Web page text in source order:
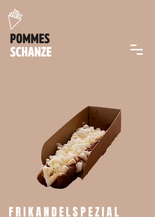
F R I K A N D E L S P E Z I A L